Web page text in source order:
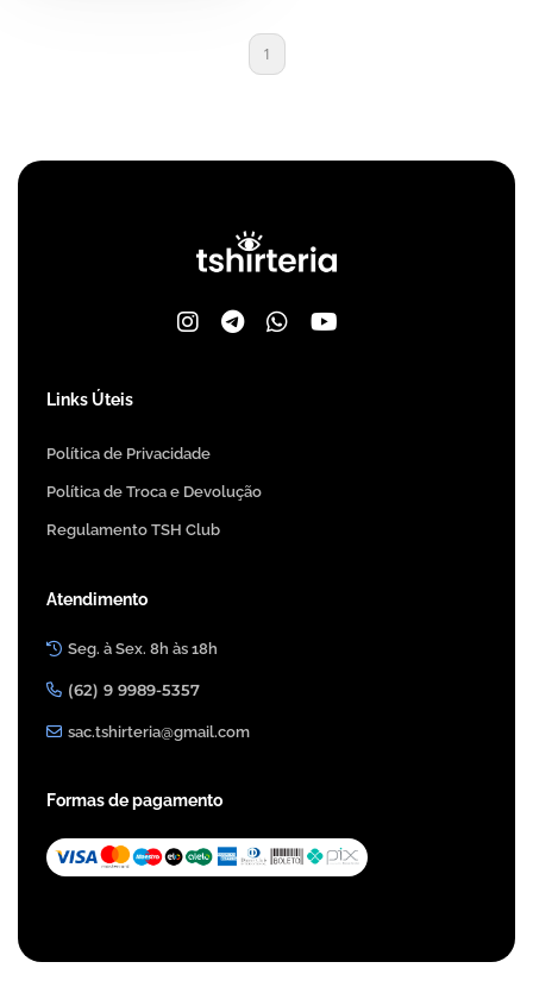
1
Links Úteis
Política de Privacidade
Política de Troca e Devolução
Regulamento TSH Club
Atendimento
Seg. à Sex. 8h às 18h
(62) 9 9989-5357
sac.tshirteria@gmail.com
Formas de pagamento